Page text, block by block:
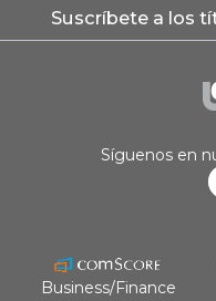
Suscríbete a los
Síguenos en
Business/Finance